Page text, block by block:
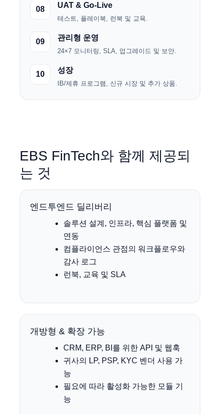
08 UAT & Go-Live
테스트, 플레이북, 런북 및 교육.
09 관리형 운영
24×7 모니터링, SLA, 업그레이드 및 보안.
10 성장
IB/제휴 프로그램, 신규 시장 및 추가 상품.
EBS FinTech와 함께 제공되
는 것
엔드투엔드 딜리버리
솔루션 설계, 인프라, 핵심 플랫폼 및
연동
컴플라이언스 관점의 워크플로우와
감사 로그
런북, 교육 및 SLA
개방형 & 확장 가능
CRM, ERP, BI를 위한 API 및 웹훅
귀사의 LP, PSP, KYC 벤더 사용 가
능
필요에 따라 활성화 가능한 모듈 기
능